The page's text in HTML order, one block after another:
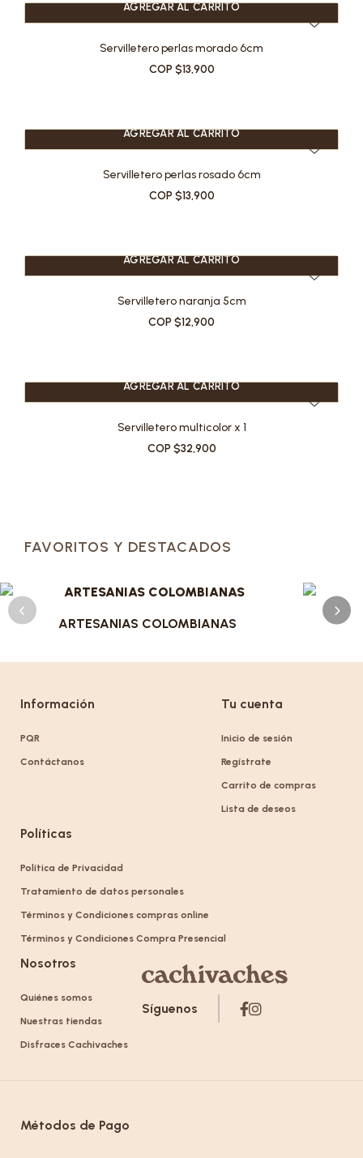
AGREGAR AL CARRITO
Servilletero perlas morado 6cm
COP $13,900
AGREGAR AL CARRITO
Servilletero perlas rosado 6cm
COP $13,900
AGREGAR AL CARRITO
Servilletero naranja 5cm
COP $12,900
AGREGAR AL CARRITO
Servilletero multicolor x 1
COP $32,900
FAVORITOS Y DESTACADOS
ARTESANIAS COLOMBIANAS
Información
PQR
Contáctanos
Tu cuenta
Inicio de sesión
Regístrate
Carrito de compras
Lista de deseos
Políticas
Política de Privacidad
Tratamiento de datos personales
Términos y Condiciones compras online
Términos y Condiciones Compra Presencial
Nosotros
Quiénes somos
Nuestras tiendas
Disfraces Cachivaches
Síguenos
Métodos de Pago